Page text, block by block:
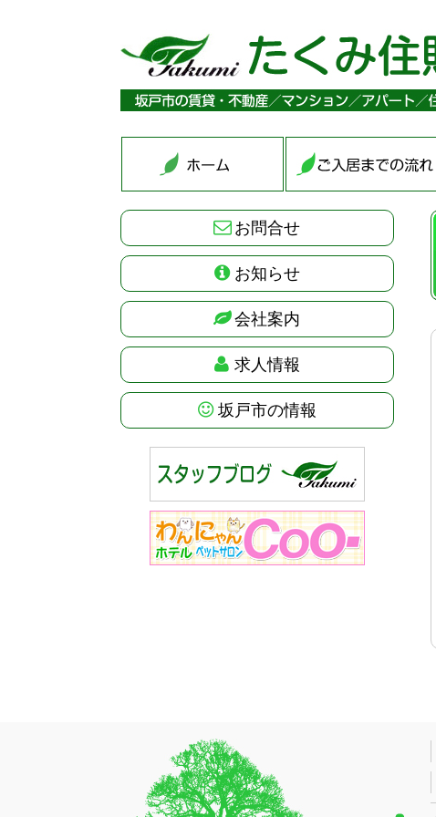
お問合せ
お知らせ
会社案内
求人情報
坂戸市の情報